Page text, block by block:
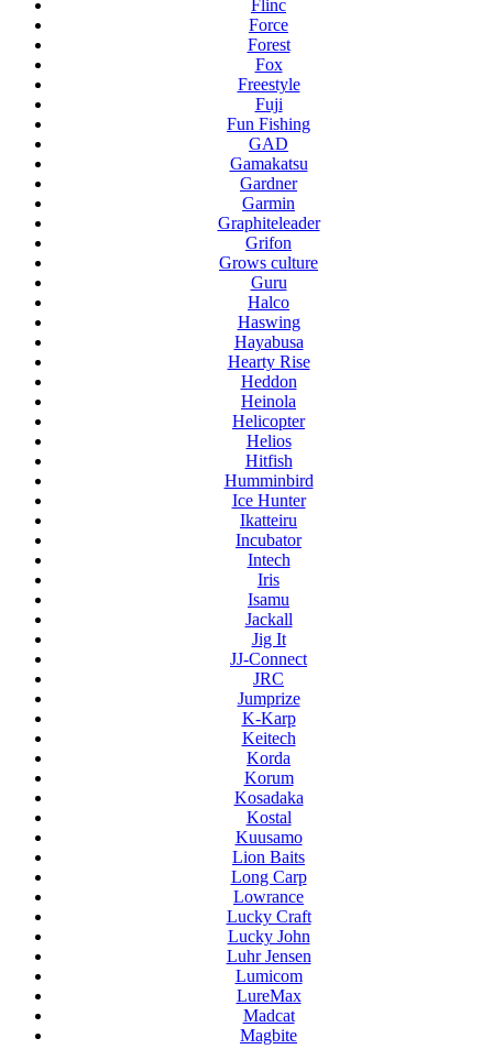
Flinc
Force
Forest
Fox
Freestyle
Fuji
Fun Fishing
GAD
Gamakatsu
Gardner
Garmin
Graphiteleader
Grifon
Grows culture
Guru
Halco
Haswing
Hayabusa
Hearty Rise
Heddon
Heinola
Helicopter
Helios
Hitfish
Humminbird
Ice Hunter
Ikatteiru
Incubator
Intech
Iris
Isamu
Jackall
Jig It
JJ-Connect
JRC
Jumprize
K-Karp
Keitech
Korda
Korum
Kosadaka
Kostal
Kuusamo
Lion Baits
Long Carp
Lowrance
Lucky Craft
Lucky John
Luhr Jensen
Lumicom
LureMax
Madcat
Magbite